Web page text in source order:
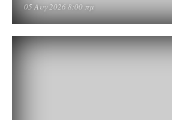
05 Αυγ 2026 8:00 πμ